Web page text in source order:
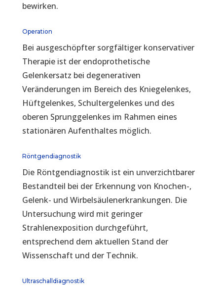
bewirken.
Operation
Bei ausgeschöpfter sorgfältiger konservativer
Therapie ist der endoprothetische
Gelenkersatz bei degenerativen
Veränderungen im Bereich des Kniegelenkes,
Hüftgelenkes, Schultergelenkes und des
oberen Sprunggelenkes im Rahmen eines
stationären Aufenthaltes möglich.
Röntgendiagnostik
Die Röntgendiagnostik ist ein unverzichtbarer
Bestandteil bei der Erkennung von Knochen-,
Gelenk- und Wirbelsäulenerkrankungen. Die
Untersuchung wird mit geringer
Strahlenexposition durchgeführt,
entsprechend dem aktuellen Stand der
Wissenschaft und der Technik.
Ultraschalldiagnostik